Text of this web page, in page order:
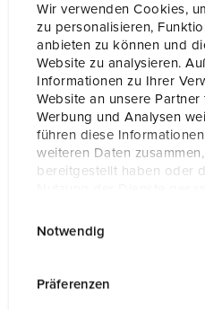
Wir verwenden Cookies,
zu personalisieren,
anbieten zu können und
Website zu analysieren.
Informationen zu Ihrer
Website an unsere
Werbung und Analysen
führen diese
weiteren Daten
bereitgestellt haben oder
Notwendig
Präferenzen